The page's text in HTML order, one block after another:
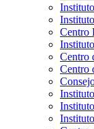
Centro
Centro
Centro